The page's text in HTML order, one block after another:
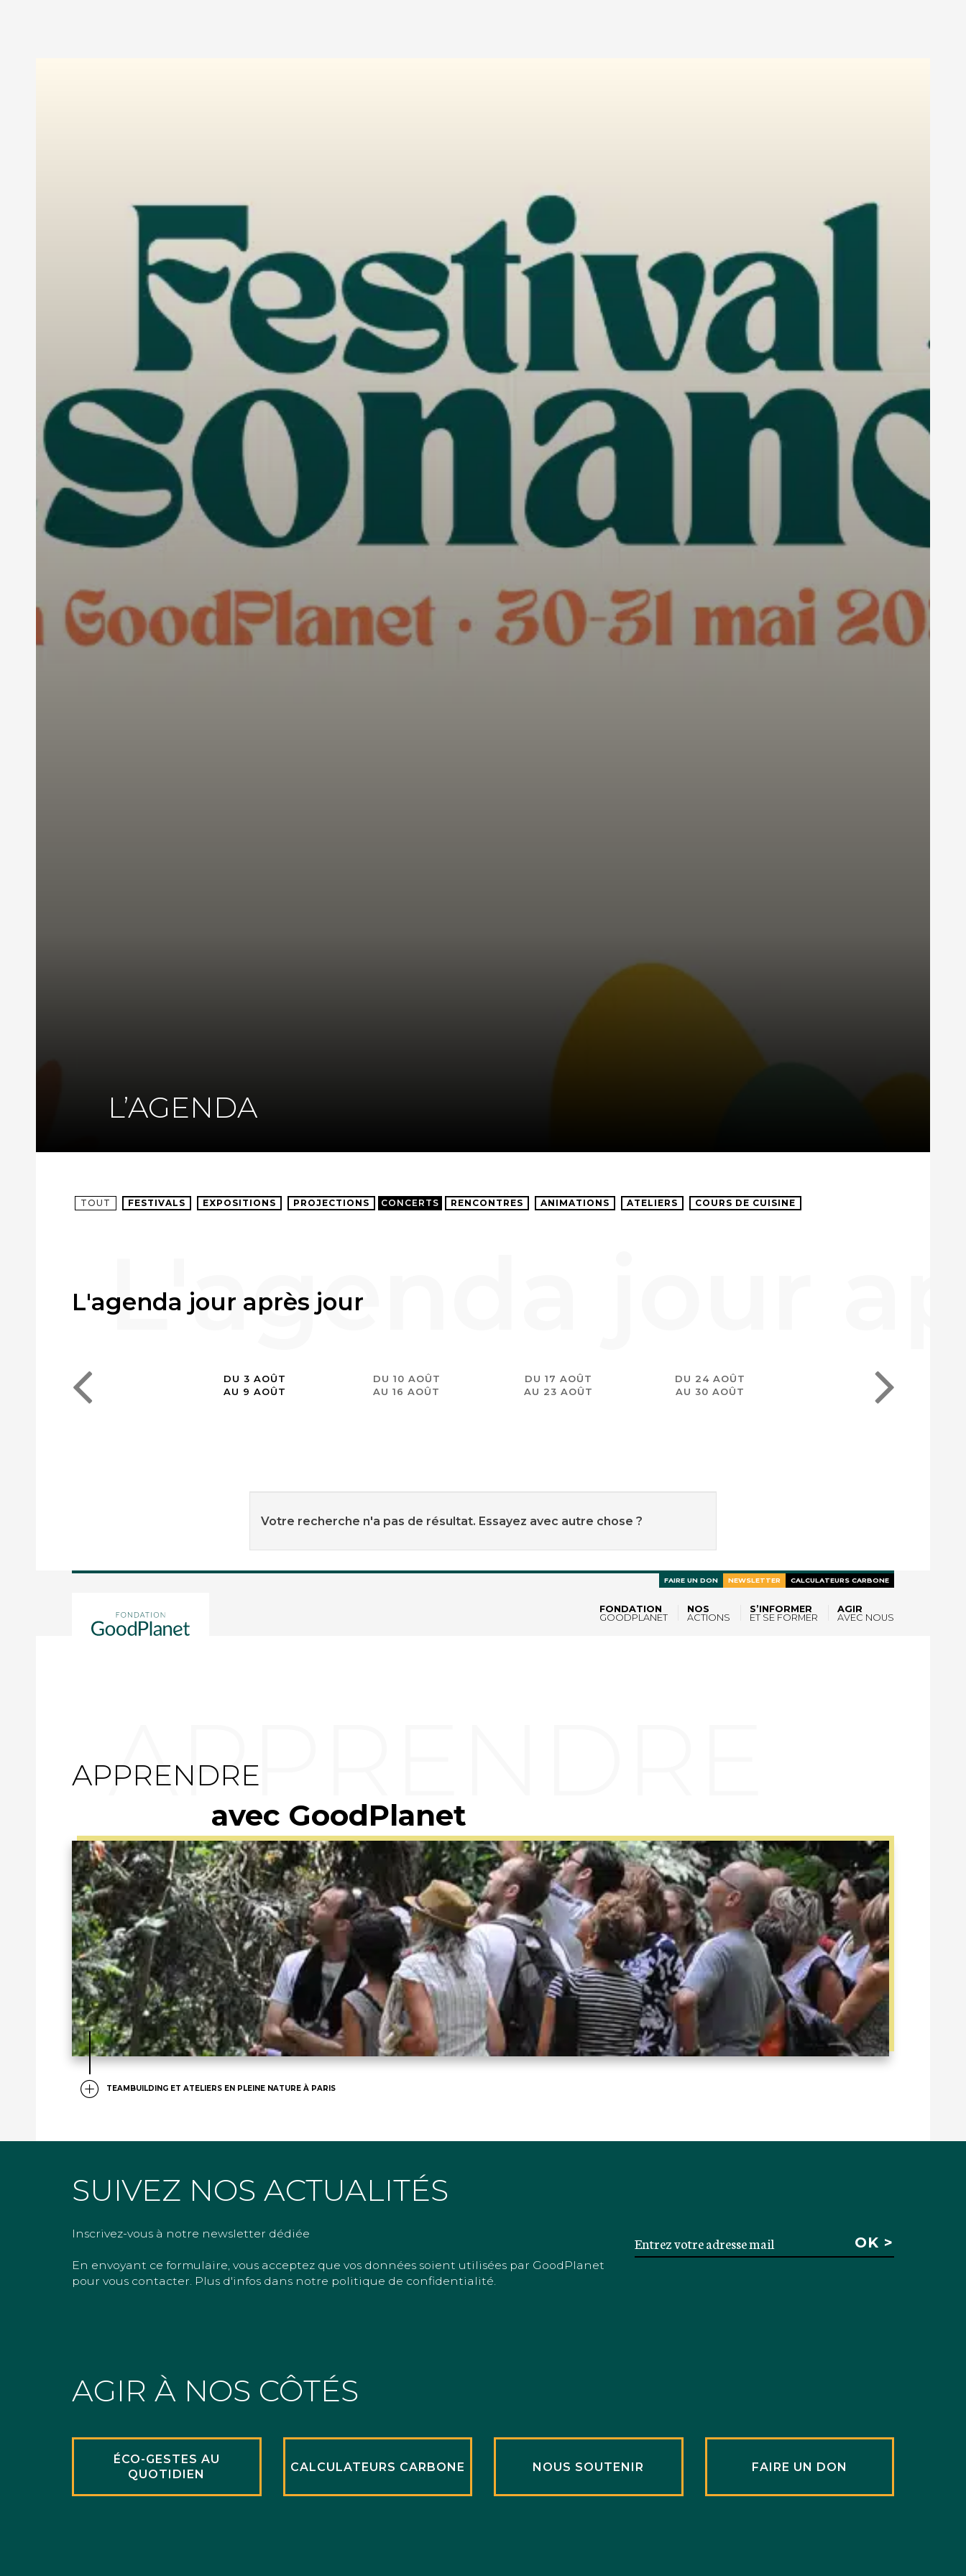
FONDATION
GOODPLANET
NOS
ACTIONS
S’INFORMER
ET SE FORMER
AGIR
AVEC NOUS
FAIRE UN DON NEWSLETTER CALCULATEURS CARBONE
L’AGENDA
TOUT FESTIVALS EXPOSITIONS PROJECTIONS CONCERTS RENCONTRES ANIMATIONS ATELIERS COURS DE CUISINE
L'agenda jour après jour
DU 3 AOÛT
AU 9 AOÛT
DU 10 AOÛT
AU 16 AOÛT
DU 17 AOÛT
AU 23 AOÛT
DU 24 AOÛT
AU 30 AOÛT
Votre recherche n'a pas de résultat. Essayez avec autre chose ?
APPRENDRE
avec GoodPlanet
TEAMBUILDING ET ATELIERS EN PLEINE NATURE À PARIS
SUIVEZ NOS ACTUALITÉS
Inscrivez-vous à notre newsletter dédiée
En envoyant ce formulaire, vous acceptez que vos données soient utilisées par GoodPlanet
pour vous contacter. Plus d'infos dans notre politique de confidentialité.
AGIR À NOS CÔTÉS
ÉCO-GESTES AU
QUOTIDIEN
CALCULATEURS CARBONE NOUS SOUTENIR FAIRE UN DON